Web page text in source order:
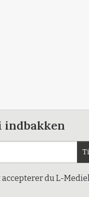
indbakken
du L-